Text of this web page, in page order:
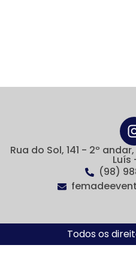
Rua do Sol, 141 - 2º
Luís
(98)
Todos os